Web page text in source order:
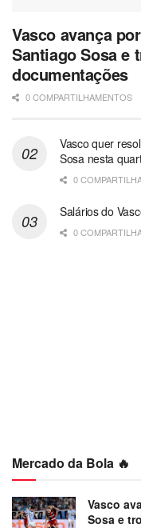
Vasco avança
Santiago Sosa e
documentações
0 COMPARTILHAMENTOS
Vasco quer
Sosa nesta
0
Salários do
0
Mercado da Bola 🔥
Vasco
Sosa e